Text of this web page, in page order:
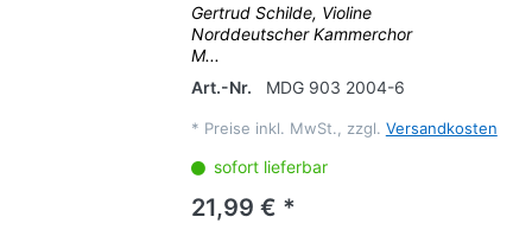
Gertrud Schilde, Violine
Norddeutscher Kammerchor
M...
Art.-Nr.
MDG 903 2004-6
* Preise inkl. MwSt., zzgl. Versandkosten
sofort lieferbar
21,99 € *